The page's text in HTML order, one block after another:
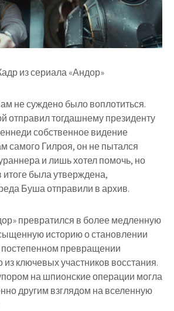
из сериала «Андор»
не суждено было воплотиться.
отправил тогдашнему президенту
собственное видение
самого Гилроя, он не пытался
и лишь хотел помочь, но
итоге была утверждена,
Буша отправили в архив.
превратился в более медленную
историю о становлении
превращении
из ключевых участников восстания.
на шпионские операции могла
другим взглядом на вселенную